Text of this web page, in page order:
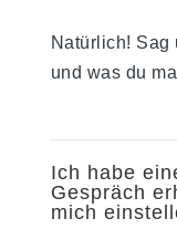
Natürlich! Sag
und was du
Ich habe
Gespräch
mich